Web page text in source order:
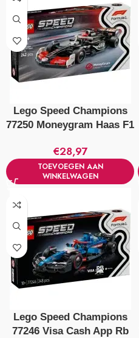
Lego Speed Champions
77250 Moneygram Haas F1
€28,97
TOEVOEGEN AAN
WINKELWAGEN
Lego Speed Champions
77246 Visa Cash App Rb